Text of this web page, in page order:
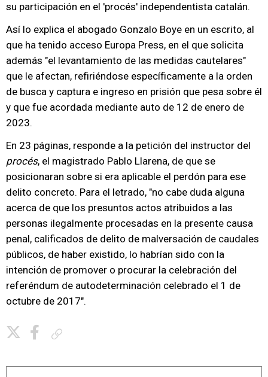
su participación en el 'procés' independentista catalán.
Así lo explica el abogado Gonzalo Boye en un escrito, al
que ha tenido acceso Europa Press, en el que solicita
además "el levantamiento de las medidas cautelares"
que le afectan, refiriéndose específicamente a la orden
de busca y captura e ingreso en prisión que pesa sobre él
y que fue acordada mediante auto de 12 de enero de
2023.
En 23 páginas, responde a la petición del instructor del
procés, el magistrado Pablo Llarena, de que se
posicionaran sobre si era aplicable el perdón para ese
delito concreto. Para el letrado, "no cabe duda alguna
acerca de que los presuntos actos atribuidos a las
personas ilegalmente procesadas en la presente causa
penal, calificados de delito de malversación de caudales
públicos, de haber existido, lo habrían sido con la
intención de promover o procurar la celebración del
referéndum de autodeterminación celebrado el 1 de
octubre de 2017".